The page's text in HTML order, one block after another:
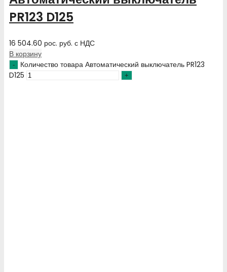
PR123 D125
16 504.60 рос. руб. с НДС
В корзину
Количество товара Автоматический выключатель PR123
D125